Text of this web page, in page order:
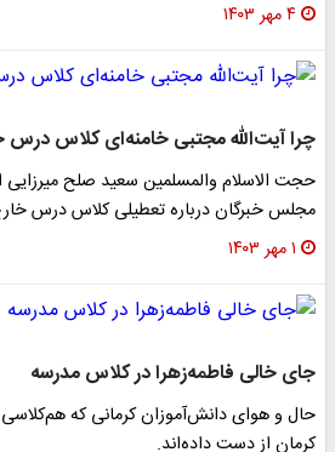
۴ مهر ۱۴۰۳
چرا آیت‌الله مجتبی خامنه‌ای کلاس درس
حجت الاسلام والمسلمین سعید صلح میرزایی
مجلس خبرگان درباره تعطیلی کلاس درس
۱ مهر ۱۴۰۳
جای خالی فاطمه‌زهرا در کلاس مدرسه
حال و هوای دانش‌آموزان کرمانی که
کرمان از دست داده‌اند.